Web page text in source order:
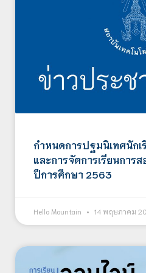
กำหนดการปฐมนิเทศนัก
และการจัดการเรียนการ
ปีการศึกษา 2563
Hello Mountain 14 พฤษภาคม